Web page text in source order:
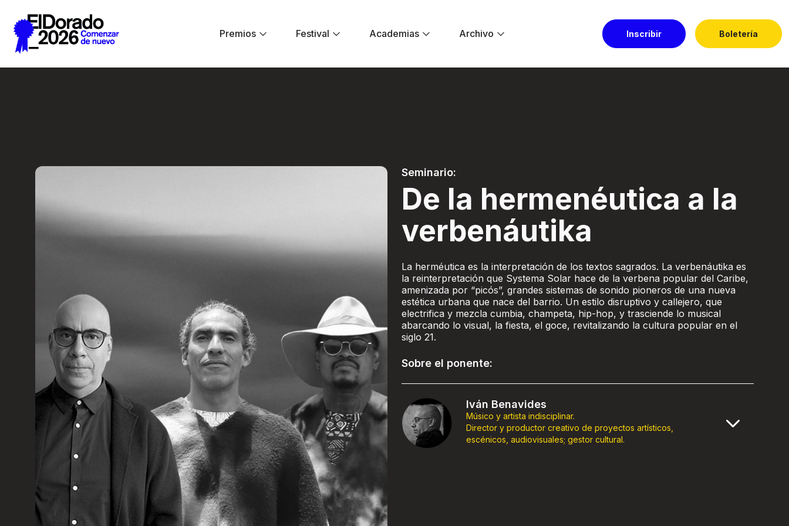
Premios
Festival Academias Archivo Inscribir Boletería
Seminario:
De la hermenéutica a la
verbenáutika
La herméutica es la interpretación de los textos sagrados. La verbenáutika es
la reinterpretación que Systema Solar hace de la verbena popular del Caribe,
amenizada por “picós”, grandes sistemas de sonido pioneros de una nueva
estética urbana que nace del barrio. Un estilo disruptivo y callejero, que
electrifica y mezcla cumbia, champeta, hip-hop, y trasciende lo musical
abarcando lo visual, la fiesta, el goce, revitalizando la cultura popular en el
siglo 21.
Sobre el ponente:
Iván Benavides
Músico y artista indisciplinar.
Director y productor creativo de proyectos artísticos,
escénicos, audiovisuales; gestor cultural.